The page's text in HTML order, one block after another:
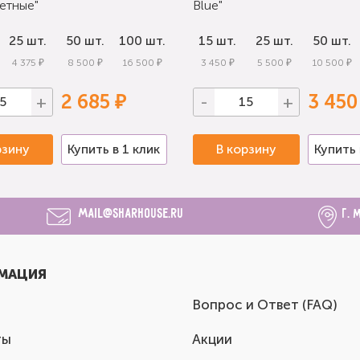
25 шт.
4 375 ₽
50 шт.
8 500 ₽
100 шт.
16 500 ₽
+ 2 685 ₽
Купить в 1 клик
Blue"
15 шт.
3 450 ₽
25 шт.
5 500 ₽
50 шт.
10 500 ₽
- + 3
В корзину Купить
mail@sharhouse.ru г.
Вопрос и Ответ (FAQ)
Акции